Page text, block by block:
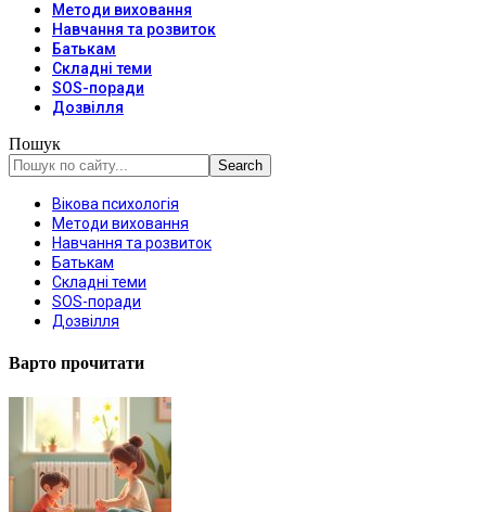
Методи виховання
Навчання та розвиток
Батькам
Складні теми
SOS-поради
Дозвілля
Пошук
Вікова психологія
Методи виховання
Навчання та розвиток
Батькам
Складні теми
SOS-поради
Дозвілля
Варто прочитати